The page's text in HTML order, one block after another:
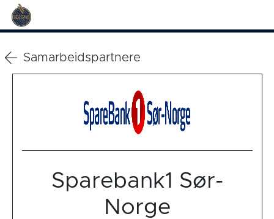
Samarbeidspartnere
Sparebank1 Sør-
Norge